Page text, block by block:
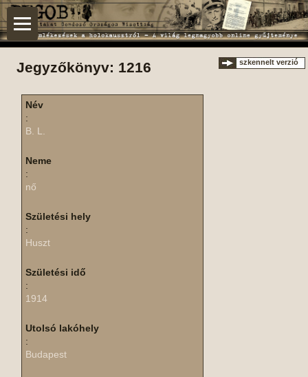
Jegyzőkönyv: 1216 szkennelt verzió
Név
:
B. L.
Neme
:
nő
Születési hely
:
Huszt
Születési idő
:
1914
Utolsó lakóhely
:
Budapest